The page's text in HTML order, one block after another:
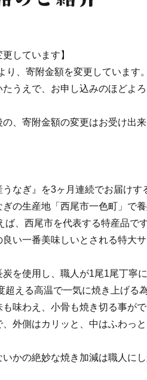
更しています】
り、寄附金額を変更しています。
たうえで、お申し込みのほどよ
、寄附金額の変更はお受け出
うなぎ』を3ヶ月連続でお届けす
の生産地「西尾市一色町」で
ば、西尾市を代表する特産品です
良い一番美味しいとされる特大
を使用し、職人が1尾1尾丁寧
超える高温で一気に焼き上げる
味わえ、小骨も焼き切る事が
外側はカリッと、中はふわっ
かの絶妙な焼き加減は職人に